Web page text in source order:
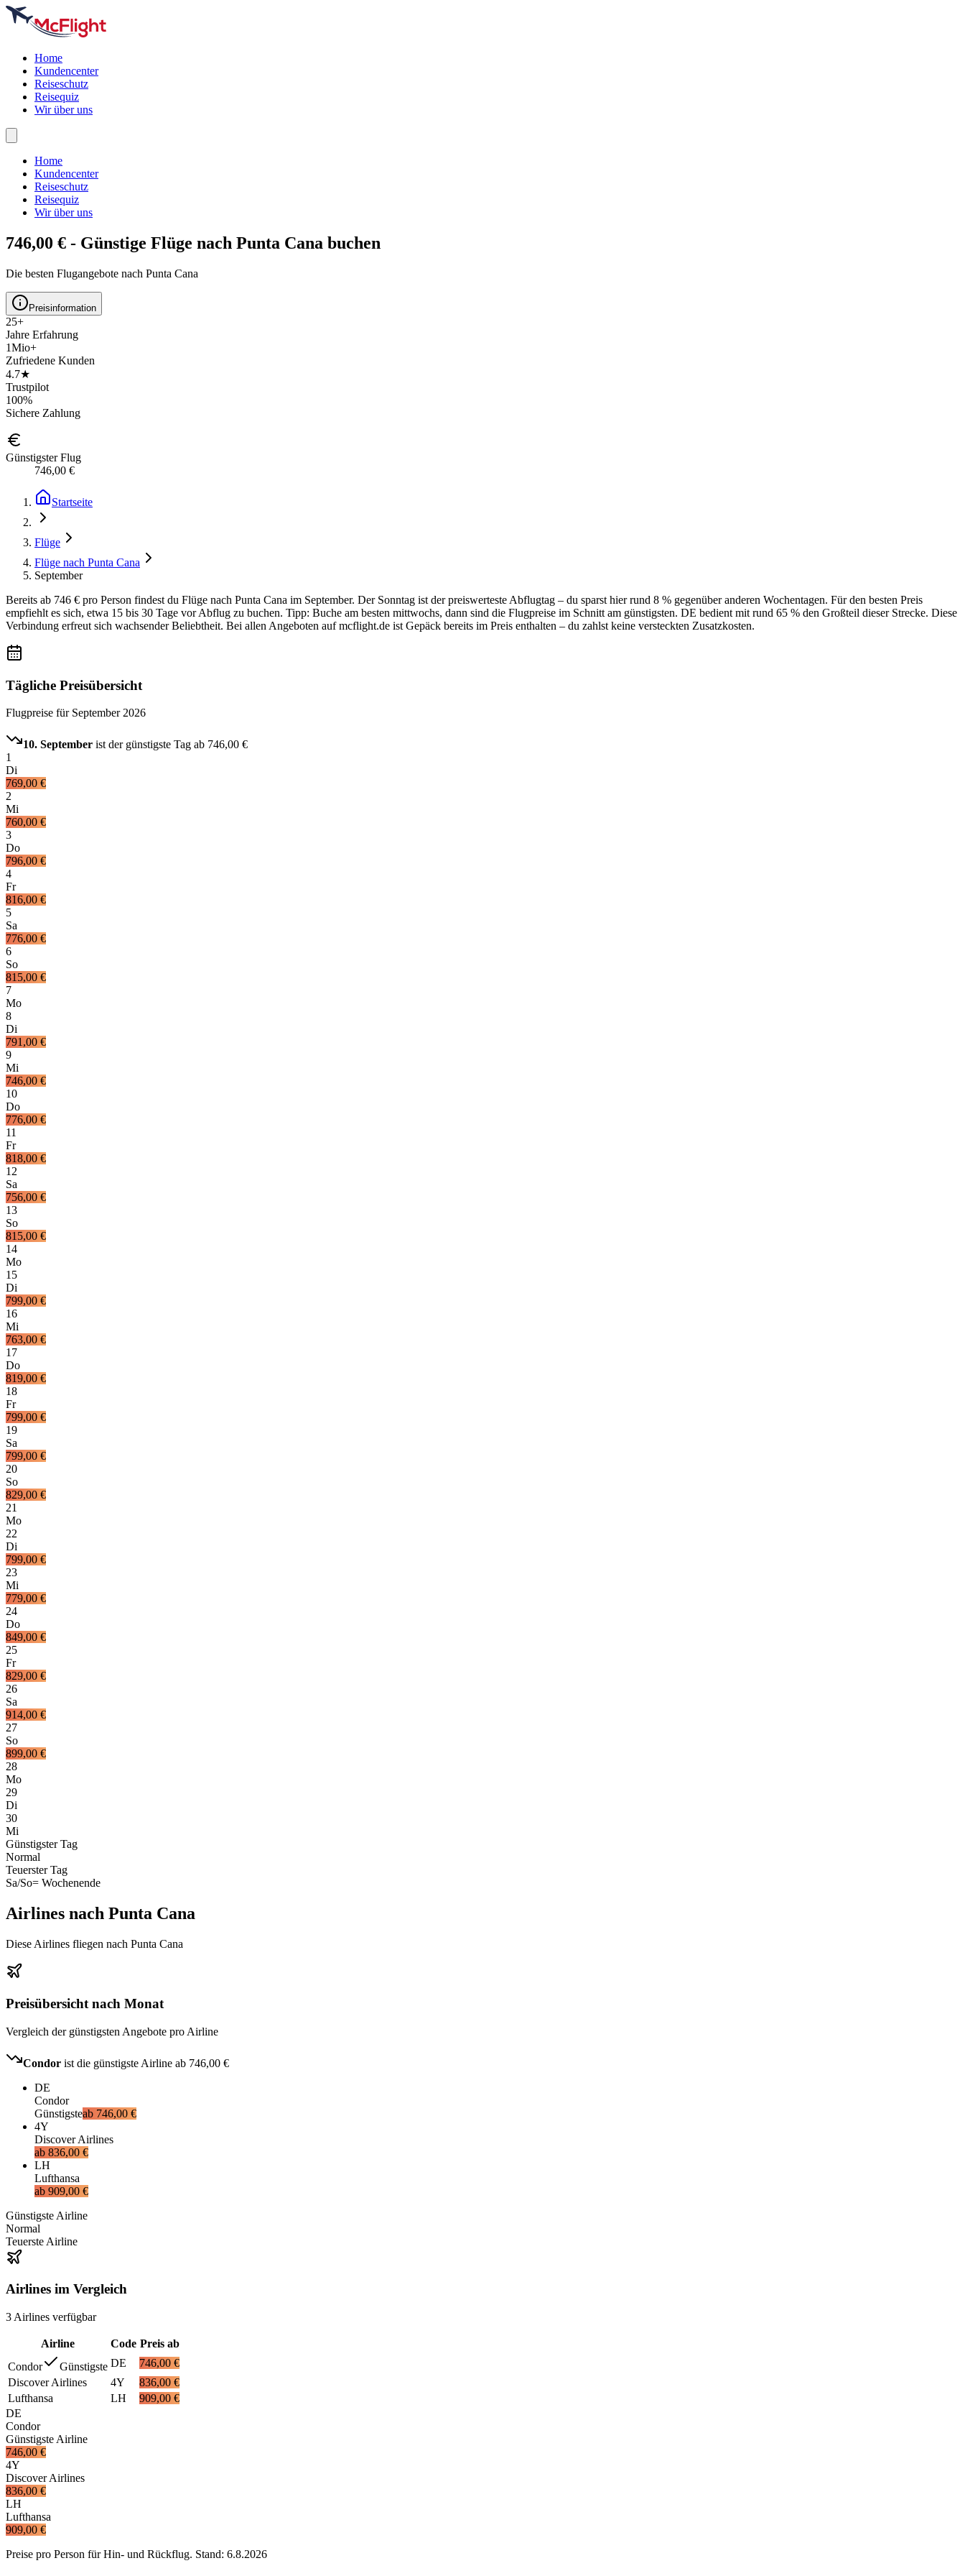
Home
Kundencenter
Reiseschutz
Reisequiz
Wir über uns
Home
Kundencenter
Reiseschutz
Reisequiz
Wir über uns
746,00 € - Günstige Flüge nach Punta Cana buchen
Die besten Flugangebote nach Punta Cana
Preisinformation
25+
Jahre Erfahrung
1Mio+
Zufriedene Kunden
4.7★
Trustpilot
100%
Sichere Zahlung
Günstigster Flug
746,00 €
Startseite
Flüge
Flüge nach Punta Cana
September
Bereits ab 746 € pro Person findest du Flüge nach Punta Cana im September. Der Sonntag ist der preiswerteste Abflugtag – du sparst hier rund 8 % gegenüber anderen Wochentagen. Für den besten Preis
empfiehlt es sich, etwa 15 bis 30 Tage vor Abflug zu buchen. Tipp: Buche am besten mittwochs, dann sind die Flugpreise im Schnitt am günstigsten. DE bedient mit rund 65 % den Großteil dieser Strecke. Diese
Verbindung erfreut sich wachsender Beliebtheit. Bei allen Angeboten auf mcflight.de ist Gepäck bereits im Preis enthalten – du zahlst keine versteckten Zusatzkosten.
Tägliche Preisübersicht
Flugpreise für September 2026
10. September ist der günstigste Tag ab 746,00 €
1
Di
769,00 €
2
Mi
760,00 €
3
Do
796,00 €
4
Fr
816,00 €
5
Sa
776,00 €
6
So
815,00 €
7
Mo
8
Di
791,00 €
9
Mi
746,00 €
10
Do
776,00 €
11
Fr
818,00 €
12
Sa
756,00 €
13
So
815,00 €
14
Mo
15
Di
799,00 €
16
Mi
763,00 €
17
Do
819,00 €
18
Fr
799,00 €
19
Sa
799,00 €
20
So
829,00 €
21
Mo
22
Di
799,00 €
23
Mi
779,00 €
24
Do
849,00 €
25
Fr
829,00 €
26
Sa
914,00 €
27
So
899,00 €
28
Mo
29
Di
30
Mi
Günstigster Tag
Normal
Teuerster Tag
Sa/So= Wochenende
Airlines nach Punta Cana
Diese Airlines fliegen nach Punta Cana
Preisübersicht nach Monat
Vergleich der günstigsten Angebote pro Airline
Condor ist die günstigste Airline ab 746,00 €
DE
Condor
Günstigsteab 746,00 €
4Y
Discover Airlines
ab 836,00 €
LH
Lufthansa
ab 909,00 €
Günstigste Airline
Normal
Teuerste Airline
Airlines im Vergleich
3 Airlines verfügbar
Airline Code Preis ab
Condor
Günstigste DE
746,00 €
Discover Airlines
4Y
836,00 €
Lufthansa
LH
909,00 €
DE
Condor
Günstigste Airline
746,00 €
4Y
Discover Airlines
836,00 €
LH
Lufthansa
909,00 €
Preise pro Person für Hin- und Rückflug. Stand: 6.8.2026